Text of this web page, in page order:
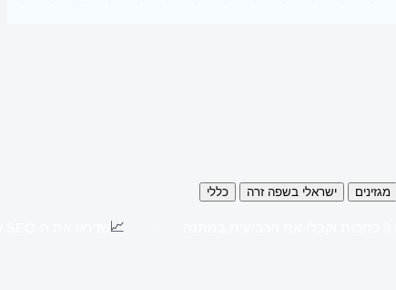
מגזינים ישראלי בשפה זרה כללי
📈